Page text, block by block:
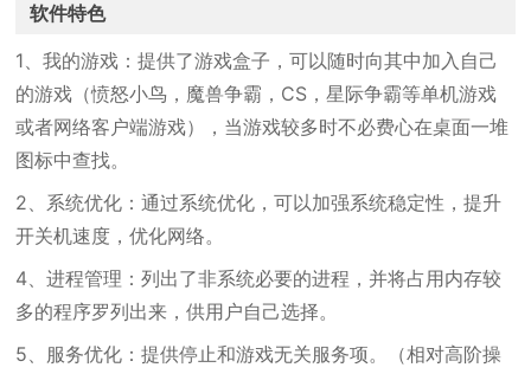
软件特色
1、我的游戏：提供了游戏盒子，可以随时向其中加入自己
的游戏（愤怒小鸟，魔兽争霸，CS，星际争霸等单机游戏
或者网络客户端游戏），当游戏较多时不必费心在桌面一堆
图标中查找。
2、系统优化：通过系统优化，可以加强系统稳定性，提升
开关机速度，优化网络。
4、进程管理：列出了非系统必要的进程，并将占用内存较
多的程序罗列出来，供用户自己选择。
5、服务优化：提供停止和游戏无关服务项。（相对高阶操